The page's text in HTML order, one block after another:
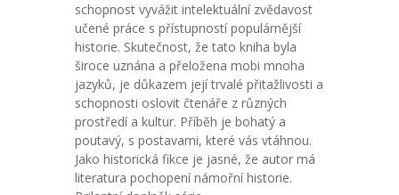
schopnost vyvážit intelektuální zvědavost
učené práce s přístupností populárnější
historie. Skutečnost, že tato kniha byla
široce uznána a přeložena mobi mnoha
jazyků, je důkazem její trvalé přitažlivosti a
schopnosti oslovit čtenáře z různých
prostředí a kultur. Příběh je bohatý a
poutavý, s postavami, které vás vtáhnou.
Jako historická fikce je jasné, že autor má
literatura pochopení námořní historie.